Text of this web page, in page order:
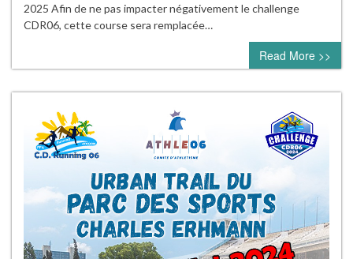
2025 Afin de ne pas impacter négativement le challenge
CDR06, cette course sera remplacée…
Read More >>